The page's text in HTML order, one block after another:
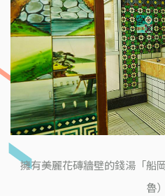
擁有美麗花磚牆壁的錢湯「船
魯）